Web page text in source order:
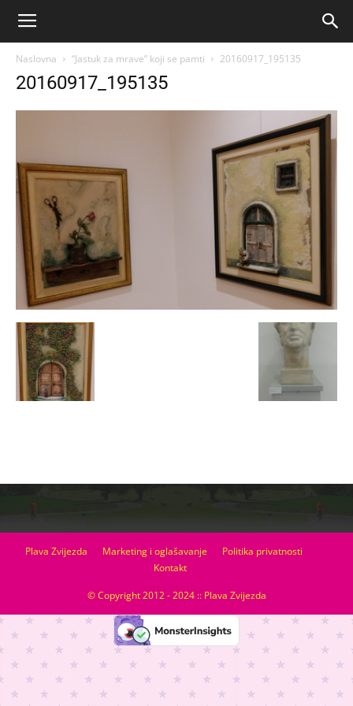
Naslovna “Jastuk za mrave” koji se pamti 20160917_195135
20160917_195135
Plava Zvijezda Marketing i oglašavanje
Politika privatnosti
Kontakt
© Copyright 2012 - 2024 :: Plava Zvijezda